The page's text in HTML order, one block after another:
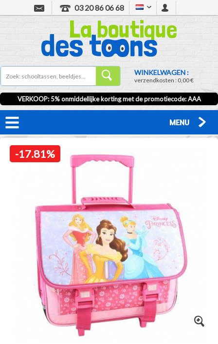
03 20 86 06 68
WINKELWAGEN :
verzendkosten :0,00 €
VERKOOP: 5% onmiddellijke korting met de promotiecode:AAA
MENU
-17.81%